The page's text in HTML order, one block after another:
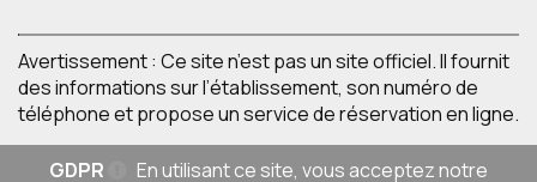
Avertissement : Ce site n’est pas un site officiel. Il fournit
des informations sur l’établissement, son numéro de
téléphone et propose un service de réservation en ligne.
GDPR En utilisant ce site, vous acceptez notre